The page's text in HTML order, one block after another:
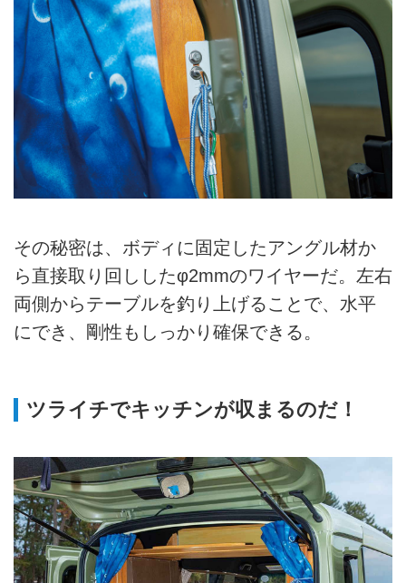
その秘密は、ボディに固定したアングル材か
ら直接取り回ししたφ2mmのワイヤーだ。左右
両側からテーブルを釣り上げることで、水平
にでき、剛性もしっかり確保できる。
ツライチでキッチンが収まるのだ！